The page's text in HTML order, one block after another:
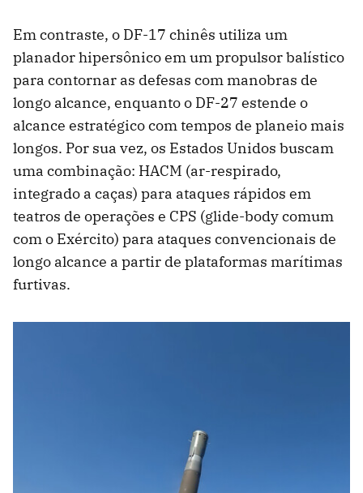
Em contraste, o DF-17 chinês utiliza um
planador hipersônico em um propulsor balístico
para contornar as defesas com manobras de
longo alcance, enquanto o DF-27 estende o
alcance estratégico com tempos de planeio mais
longos. Por sua vez, os Estados Unidos buscam
uma combinação: HACM (ar-respirado,
integrado a caças) para ataques rápidos em
teatros de operações e CPS (glide-body comum
com o Exército) para ataques convencionais de
longo alcance a partir de plataformas marítimas
furtivas.